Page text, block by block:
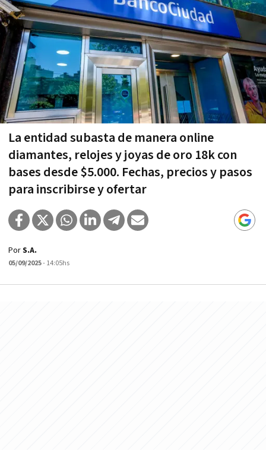
La entidad subasta de manera online
diamantes, relojes y joyas de oro 18k con
bases desde $5.000. Fechas, precios y pasos
para inscribirse y ofertar
PorS.A.
05/09/2025- 14:05hs